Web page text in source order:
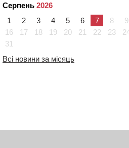
Серпень 2026
1
2 3 4 5 6 7 8 9
16
17 18 19 20 21 22 23
31
Всі новини за місяць